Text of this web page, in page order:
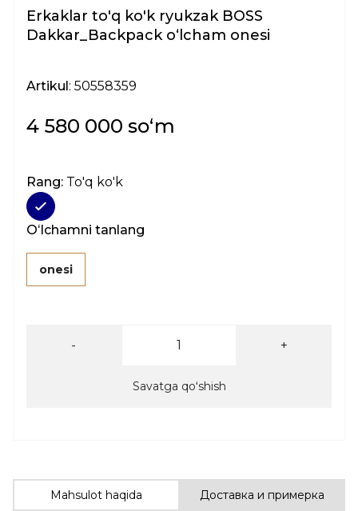
Erkaklar to'q ko'k ryukzak BOSS
Dakkar_Backpack oʻlcham onesi
Artikul: 50558359
4 580 000 soʻm
Rang: To'q ko'k
Oʻlchamni tanlang
onesi
- +
Savatga qoʻshish
Mahsulot haqida Доставка и примерка